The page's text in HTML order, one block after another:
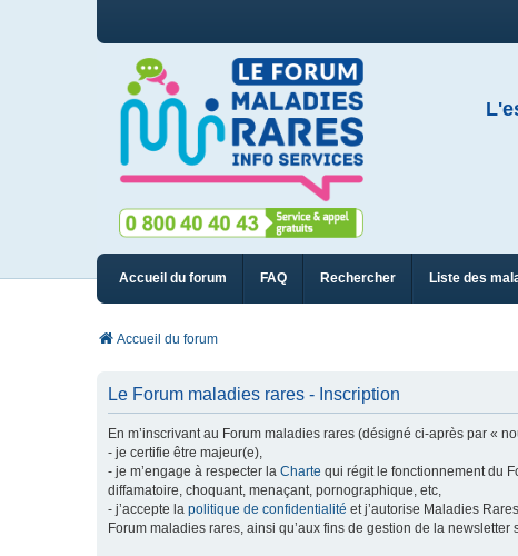
Accueil du forum FAQ Rechercher Liste des
Accueil du forum
Le Forum maladies rares - Inscription
En m’inscrivant au Forum maladies rares (désigné ci-après par «
- je certifie être majeur(e),
- je m’engage à respecter la Charte qui régit le fonctionnement du
diffamatoire, choquant, menaçant, pornographique, etc,
- j’accepte la politique de confidentialité et j’autorise Maladies
Forum maladies rares, ainsi qu’aux fins de gestion de la newsletter